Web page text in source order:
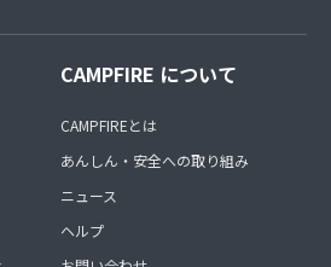
CAMPFIRE について
CAMPFIREとは
あんしん・安全への取り組み
ニュース
ヘルプ